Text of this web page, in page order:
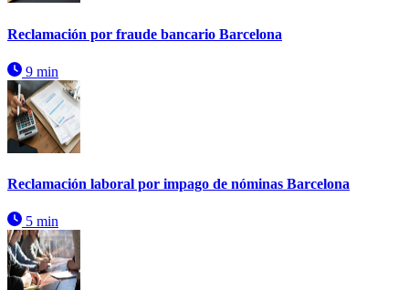
Reclamación por fraude bancario Barcelona
9 min
Reclamación laboral por impago de nóminas Barcelona
5 min